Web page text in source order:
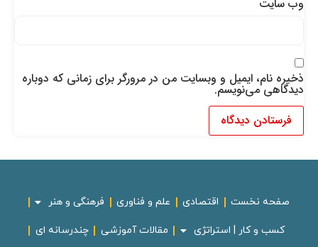
وب‌ سایت
ذخیره نام، ایمیل و وبسایت من در مرورگر برای زمانی که دوباره
دیدگاهی می‌نویسم.
صفحه نخست اقتصادی علم و فناوری فرهنگی و هنر
کسب و کار | استراتژی مقالات آموزشی چندرسانه ای